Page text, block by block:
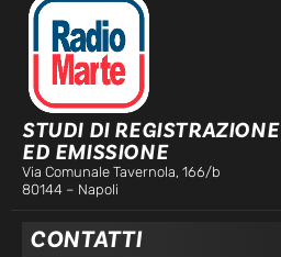
STUDI DI REGISTRAZIONE
ED EMISSIONE
Via Comunale Tavernola, 166/b
80144 – Napoli
CONTATTI